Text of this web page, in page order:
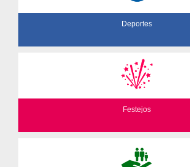
Deportes
Festejos